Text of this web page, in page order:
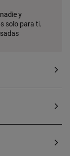
y
solo para ti.